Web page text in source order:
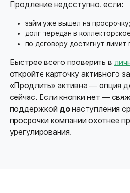
Продление недоступно, если:
займ уже вышел на просрочку;
долг передан в
по договору достигнут лимит
Быстрее всего проверить в
откройте карточку активного
«Продлить» активна — опция
сейчас. Если кнопки нет —
поддержкой до наступления
просрочки компании охотнее
урегулирования.